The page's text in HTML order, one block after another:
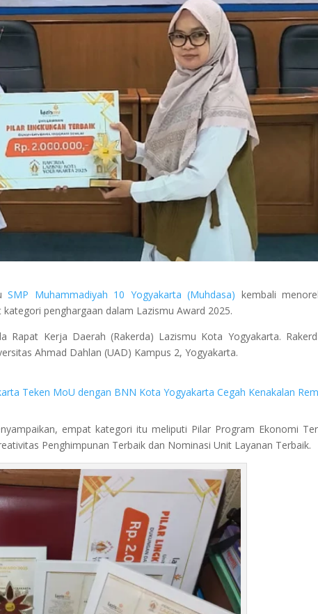
SMP Muhammadiyah 10 Yogyakarta (Muhdasa) kembali
penghargaan dalam Lazismu Award 2025.
Rapat Kerja Daerah (Rakerda) Lazismu Kota Yogyakarta.
Ahmad Dahlan (UAD) Kampus 2, Yogyakarta.
Teken MoU dengan BNN Kota Yogyakarta Cegah Kenakalan
empat kategori itu meliputi Pilar Program Ekonomi
Penghimpunan Terbaik dan Nominasi Unit Layanan Terbaik.